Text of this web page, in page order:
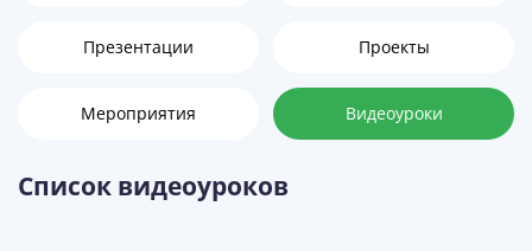
Презентации Проекты
Мероприятия Видеоуроки
Список видеоуроков